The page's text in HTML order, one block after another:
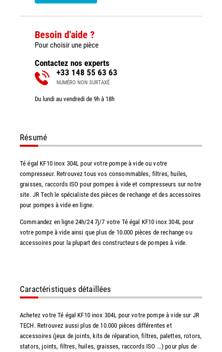
Besoin d'aide ?
Pour choisir une pièce
Contactez nos experts
+33 148 55 63 63
NUMÉRO NON SURTAXÉ
Du lundi au vendredi de 9h à 18h
Résumé
Té égal KF10 inox 304L pour votre pompe à vide ou votre
compresseur. Retrouvez tous vos consommables, filtres, huiles,
graisses, raccords ISO pour pompes à vide et compresseurs sur notre
site. JR Tech le spécialiste des pièces de rechange et des accessoires
pour pompes à vide en ligne.
Commandez en ligne 24h/24 7j/7 votre Té égal KF10 inox 304L pour
votre pompe à vide ainsi que plus de 10.000 pièces de rechange ou
accessoires pour la plupart des constructeurs de pompes à vide.
Caractéristiques détaillées
Achetez votre Té égal KF10 inox 304L pour votre pompe à vide sur JR
TECH. Retrouvez aussi plus de 10.000 pièces différentes et
accessoires (jeux de joints, kits de réparation, filtres, palettes, rotors,
stators, joints, filtres, huiles, graisses, raccords ISO ...) pour plus de